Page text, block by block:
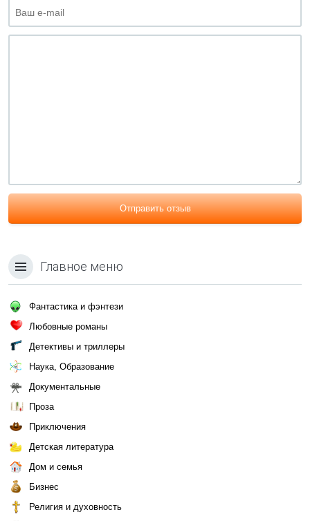
Отправить отзыв
Главное меню
Фантастика и фэнтези
Любовные романы
Детективы и триллеры
Наука, Образование
Документальные
Проза
Приключения
Детская литература
Дом и семья
Бизнес
Религия и духовность